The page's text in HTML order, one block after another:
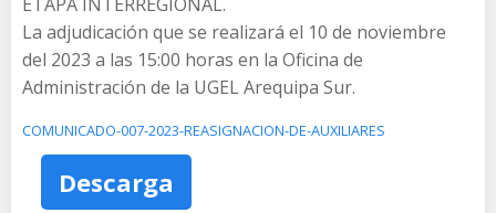
La adjudicación que se realizará el 10 de noviembre
del 2023 a las 15:00 horas en la Oficina de
Administración de la UGEL Arequipa Sur.
COMUNICADO-007-2023-REASIGNACION-DE-AUXILIARES
Descarga